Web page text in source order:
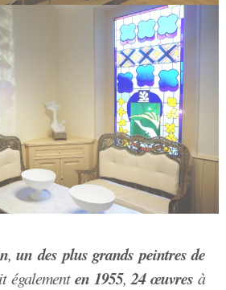
,un des plus grands peintres de
en 1955, 24 œuvres à